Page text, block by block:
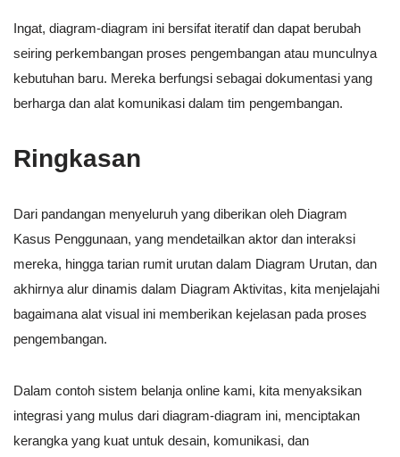
Ingat, diagram-diagram ini bersifat iteratif dan dapat berubah
seiring perkembangan proses pengembangan atau munculnya
kebutuhan baru. Mereka berfungsi sebagai dokumentasi yang
berharga dan alat komunikasi dalam tim pengembangan.
Ringkasan
Dari pandangan menyeluruh yang diberikan oleh Diagram
Kasus Penggunaan, yang mendetailkan aktor dan interaksi
mereka, hingga tarian rumit urutan dalam Diagram Urutan, dan
akhirnya alur dinamis dalam Diagram Aktivitas, kita menjelajahi
bagaimana alat visual ini memberikan kejelasan pada proses
pengembangan.
Dalam contoh sistem belanja online kami, kita menyaksikan
integrasi yang mulus dari diagram-diagram ini, menciptakan
kerangka yang kuat untuk desain, komunikasi, dan